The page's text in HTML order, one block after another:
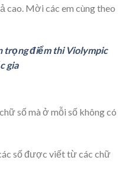
cao. Mời các em cùng theo
trọng điểm thi Violympic
gia
số mà ở mỗi số không có
số được viết từ các chữ